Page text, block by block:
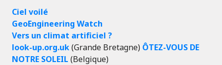
Ciel voilé
GeoEngineering Watch
Vers un climat artificiel ?
look-up.org.uk(Grande Bretagne) ÔTEZ-VOUS DE
NOTRE SOLEIL (Belgique)